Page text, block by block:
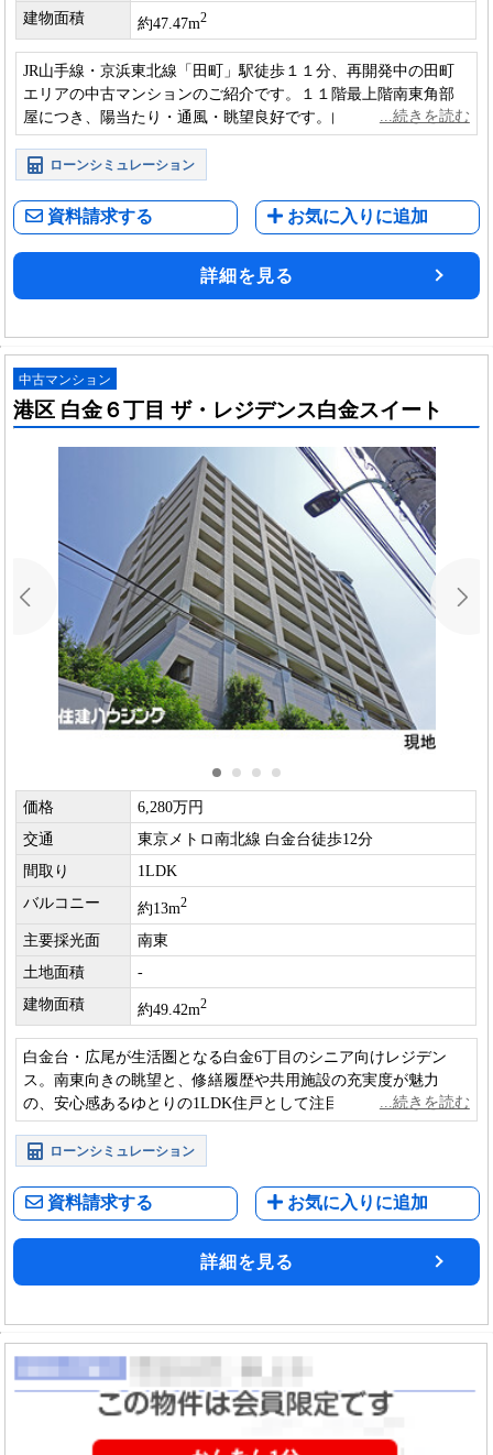
建物面積 約47.47m2
JR山手線・京浜東北線「田町」駅徒歩１１分、再開発中の田町
エリアの中古マンションのご紹介です。１１階最上階南東角部
屋につき、陽当たり・通風・眺望良好です。内装新規リノベー
ション済みで室内大変綺麗です。
ローンシミュレーション
資料請求する お気に入りに追加
詳細を見る
中古マンション
港区 白金６丁目 ザ・レジデンス白金スイート
価格
6,280万円
交通
東京メトロ南北線 白金台徒歩12分
間取り
1LDK
バルコニー
約13m2
主要採光面
南東
土地面積
-
建物面積
約49.42m2
白金台・広尾が生活圏となる白金6丁目のシニア向けレジデン
ス。南東向きの眺望と、修繕履歴や共用施設の充実度が魅力
の、安心感あるゆとりの1LDK住戸として注目です。
ローンシミュレーション
資料請求する お気に入りに追加
詳細を見る